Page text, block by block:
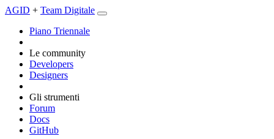
AGID + Team Digitale
Piano Triennale
Le community
Developers
Designers
Gli strumenti
Forum
Docs
GitHub